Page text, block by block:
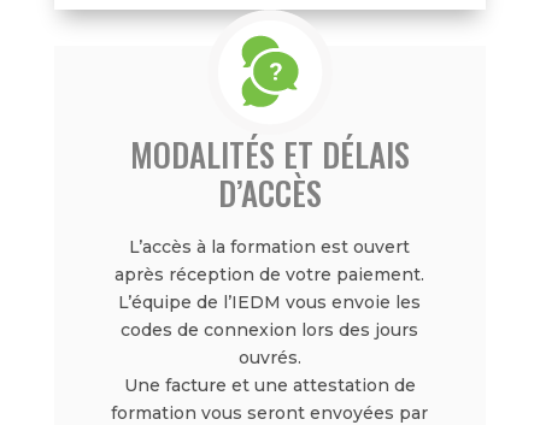
MODALITÉS ET DÉLAIS
D’ACCÈS
L’accès à la formation est ouvert
après réception de votre paiement.
L’équipe de l’IEDM vous envoie les
codes de connexion lors des jours
ouvrés.
Une facture et une attestation de
formation vous seront envoyées par